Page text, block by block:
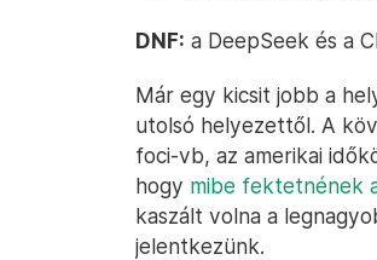
DNF: a DeepSeek és a
Már egy kicsit jobb a
utolsó helyezettől. A
foci-vb, az amerikai
hogy mibe fektetnének
kaszált volna a
jelentkezünk.